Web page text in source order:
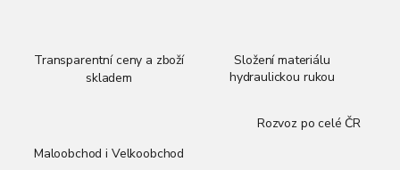
Transparentní ceny a zboží
skladem
Složení materiálu
hydraulickou rukou
Maloobchod i Velkoobchod
Rozvoz po celé ČR